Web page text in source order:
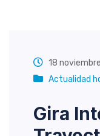
18
Actualidad
Gira